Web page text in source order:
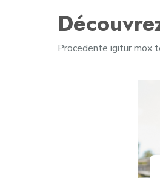
Procedente igitur mox